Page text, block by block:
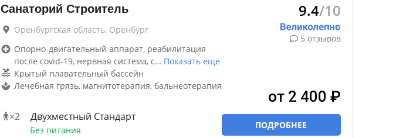
Санаторий Строитель
Оренбургская область, Оренбург
Опорно-двигательный аппарат, реабилитация
после covid-19, нервная система, с… Показать еще
Крытый плавательный бассейн
Лечебная грязь, магнитотерапия, бальнеотерапия
×2 Двухместный Стандарт
Без питания
9.4/10
5 отзывов
от 2 400 ₽
ПОДРОБНЕЕ